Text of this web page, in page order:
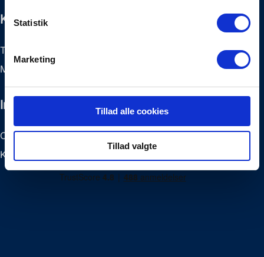
Statistik
Marketing
Tillad alle cookies
Tillad valgte
Kontakt os
Tlf:
Mail:
Info
CVR: 34605513
Konto: 7247-1194455